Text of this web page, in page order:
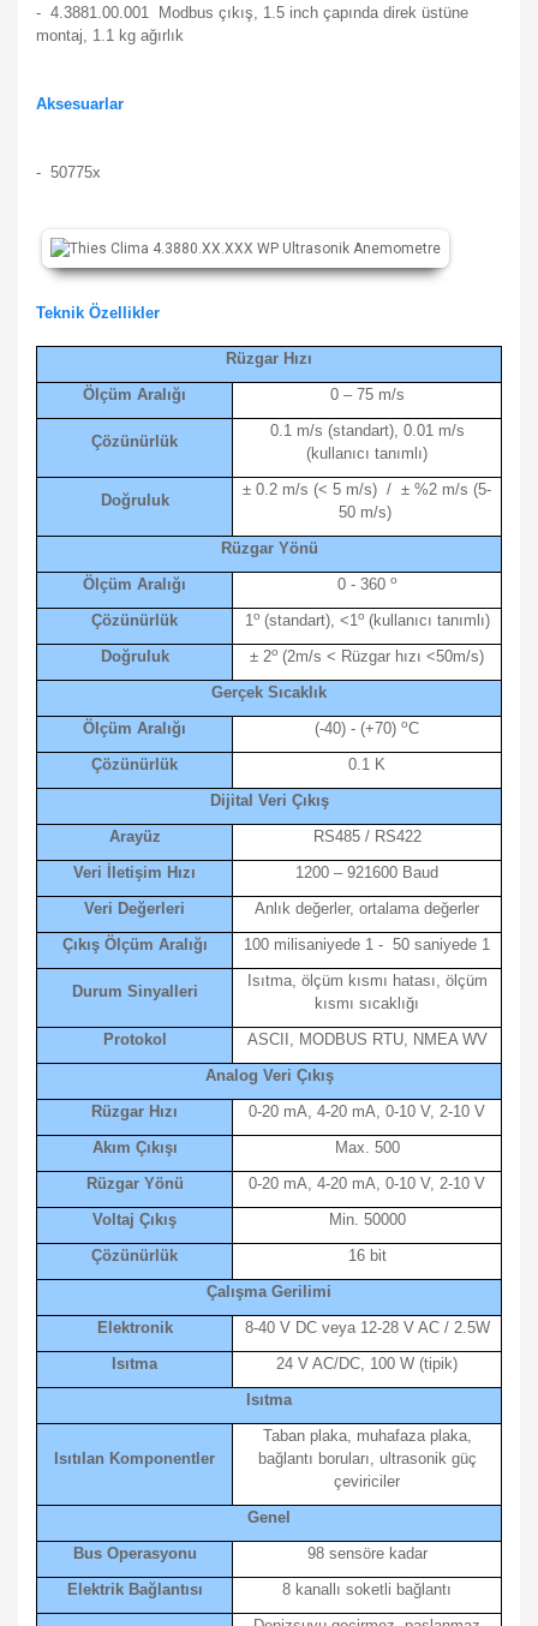
- 4.3881.00.001 Modbus çıkış, 1.5 inch çapında direk üstüne
montaj, 1.1 kg ağırlık
Aksesuarlar
- 50775x
Teknik Özellikler
Rüzgar Hızı
Ölçüm Aralığı
0 – 75 m/s
Çözünürlük
0.1 m/s (standart), 0.01 m/s
(kullanıcı tanımlı)
Doğruluk
± 0.2 m/s (< 5 m/s) / ± %2 m/s (5-
50 m/s)
Rüzgar Yönü
Ölçüm Aralığı
0 - 360 o
Çözünürlük 1o (standart), <1o (kullanıcı tanımlı)
Doğruluk
± 2o (2m/s < Rüzgar hızı <50m/s)
Gerçek Sıcaklık
Ölçüm Aralığı
(-40) - (+70) oC
Çözünürlük
0.1 K
Dijital Veri Çıkış
Arayüz
RS485 / RS422
Veri İletişim Hızı
1200 – 921600 Baud
Veri Değerleri
Anlık değerler, ortalama değerler
Çıkış Ölçüm Aralığı
100 milisaniyede 1 - 50 saniyede 1
Durum Sinyalleri
Isıtma, ölçüm kısmı hatası, ölçüm
kısmı sıcaklığı
Protokol
ASCII, MODBUS RTU, NMEA WV
Analog Veri Çıkış
Rüzgar Hızı
0-20 mA, 4-20 mA, 0-10 V, 2-10 V
Akım Çıkışı
Max. 500
Rüzgar Yönü
0-20 mA, 4-20 mA, 0-10 V, 2-10 V
Voltaj Çıkış
Min. 50000
Çözünürlük
16 bit
Çalışma Gerilimi
Elektronik
8-40 V DC veya 12-28 V AC / 2.5W
Isıtma
24 V AC/DC, 100 W (tipik)
Isıtma
Isıtılan Komponentler
Taban plaka, muhafaza plaka,
bağlantı boruları, ultrasonik güç
çeviriciler
Genel
Bus Operasyonu
98 sensöre kadar
Elektrik Bağlantısı
8 kanallı soketli bağlantı